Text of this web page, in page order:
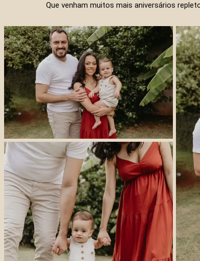
Que venham muitos mais aniversários